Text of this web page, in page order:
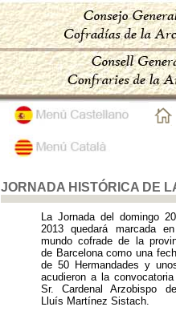
JORNADA HISTÓRICA DE
La Jornada del domingo
2013 quedará marcada
mundo cofrade de la
de Barcelona como una
de 50 Hermandades y
acudieron a la
Sr. Cardenal Arzobispo
Lluís Martínez Sistach.